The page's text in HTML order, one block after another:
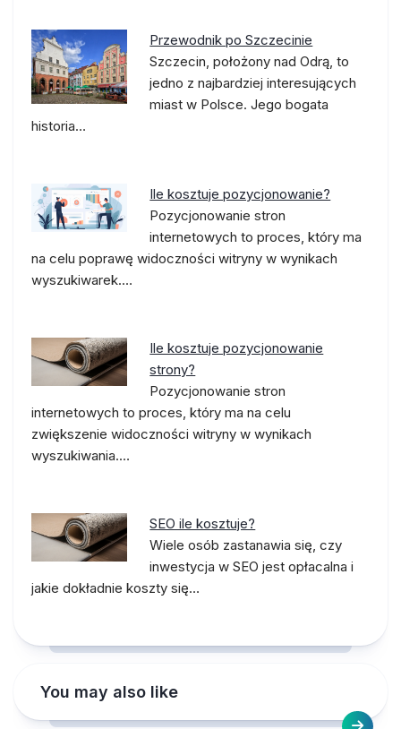
Przewodnik po Szczecinie
Szczecin, położony nad Odrą, to
jedno z najbardziej interesujących
miast w Polsce. Jego bogata
historia…
Ile kosztuje pozycjonowanie?
Pozycjonowanie stron
internetowych to proces, który ma
na celu poprawę widoczności witryny w wynikach
wyszukiwarek.…
Ile kosztuje pozycjonowanie
strony?
Pozycjonowanie stron
internetowych to proces, który ma na celu
zwiększenie widoczności witryny w wynikach
wyszukiwania.…
SEO ile kosztuje?
Wiele osób zastanawia się, czy
inwestycja w SEO jest opłacalna i
jakie dokładnie koszty się…
You may also like